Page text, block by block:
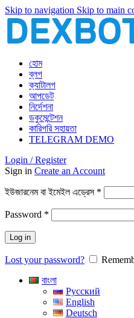
Skip to navigation Skip to main
হোম
ব্লগ
ক্যাটালগ
আপডেট
নির্দেশনা
ডকুমেন্টেশন
কারিগরি সহায়তা
TELEGRAM DEMO
Login / Register
Sign in Create an Account
ইউজারনেম বা ইমেইল এড্রেস *
Password *
Log in
Lost your password?
বাংলা
Русский
English
Deutsch